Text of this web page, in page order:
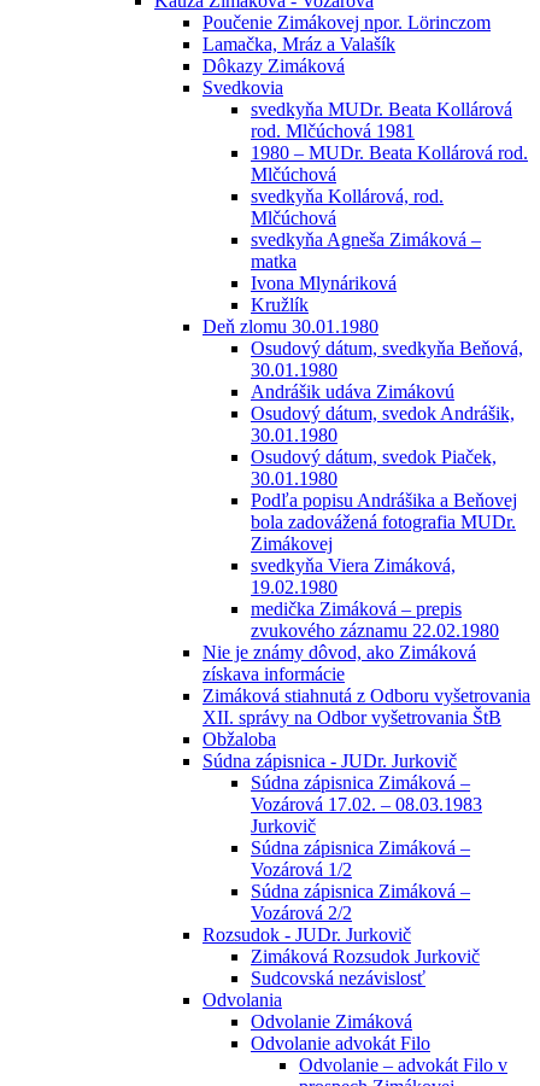
Poučenie Zimákovej npor. Lörinczom
Lamačka, Mráz a Valašík
Dôkazy Zimáková
Svedkovia
svedkyňa MUDr. Beata Kollárová
rod. Mlčúchová 1981
1980 – MUDr. Beata Kollárová rod.
Mlčúchová
svedkyňa Kollárová, rod.
Mlčúchová
svedkyňa Agneša Zimáková –
matka
Ivona Mlynáriková
Kružlík
Deň zlomu 30.01.1980
Osudový dátum, svedkyňa Beňová,
30.01.1980
Andrášik udáva Zimákovú
Osudový dátum, svedok Andrášik,
30.01.1980
Osudový dátum, svedok Piaček,
30.01.1980
Podľa popisu Andrášika a Beňovej
bola zadovážená fotografia MUDr.
Zimákovej
svedkyňa Viera Zimáková,
19.02.1980
medička Zimáková – prepis
zvukového záznamu 22.02.1980
Nie je známy dôvod, ako Zimáková
získava informácie
Zimáková stiahnutá z Odboru vyšetrovania
XII. správy na Odbor vyšetrovania ŠtB
Obžaloba
Súdna zápisnica - JUDr. Jurkovič
Súdna zápisnica Zimáková –
Vozárová 17.02. – 08.03.1983
Jurkovič
Súdna zápisnica Zimáková –
Vozárová 1/2
Súdna zápisnica Zimáková –
Vozárová 2/2
Rozsudok - JUDr. Jurkovič
Zimáková Rozsudok Jurkovič
Sudcovská nezávislosť
Odvolania
Odvolanie Zimáková
Odvolanie advokát Filo
Odvolanie – advokát Filo v